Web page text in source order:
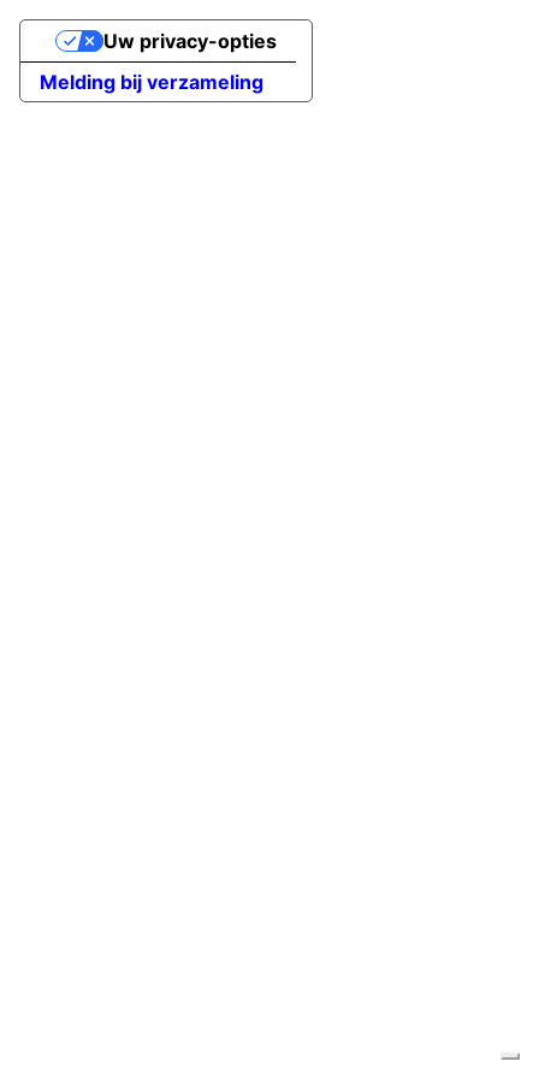
Melding bij verzameling
Uw privacy-opties